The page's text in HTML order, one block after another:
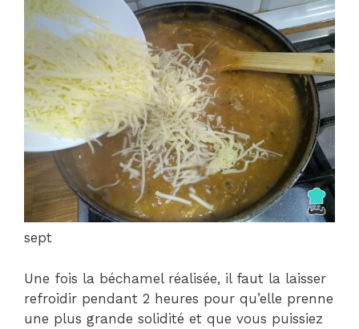
sept
Une fois la béchamel réalisée, il faut la laisser
refroidir pendant 2 heures pour qu’elle prenne
une plus grande solidité et que vous puissiez